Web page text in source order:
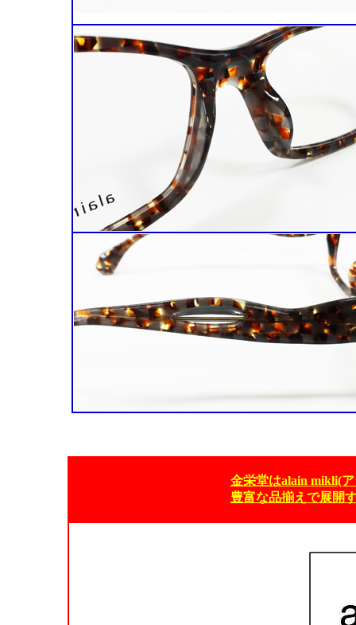
金栄堂はalain mikli(
豊富な品揃えで展開